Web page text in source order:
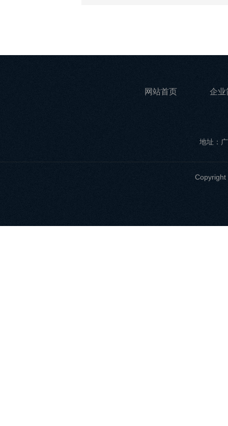
网站首页 企业
地址：